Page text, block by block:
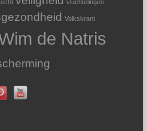
vluchtelingen
Volkskrant
de Natris